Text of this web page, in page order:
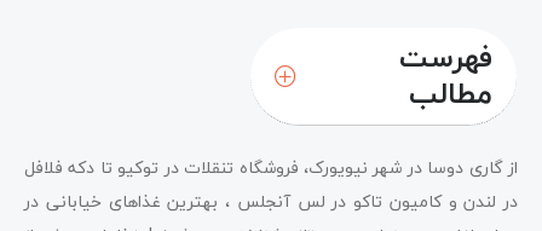
فهرست
مطالب
از گاری دوسا در شهر نیویورک، فروشگاه تنقلات در توکیو تا دکه فلافل
در لندن و کامیون تاکو در لس آنجلس ، بهترین غذاهای خیابانی در